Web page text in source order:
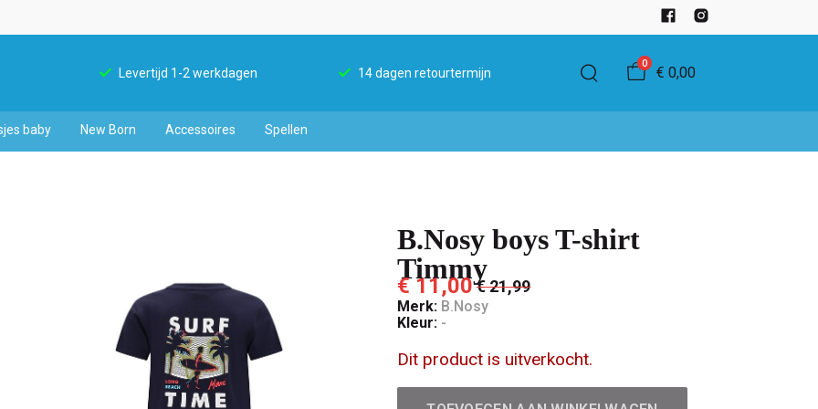
Levertijd 1-2 werkdagen 14 dagen retourtermijn
0
€ 0,00
baby New Born Accessoires Spellen
B.Nosy boys T-shirt
Timmy
€ 11,00€ 21,99
Merk: B.Nosy
Kleur: -
Dit product is uitverkocht.